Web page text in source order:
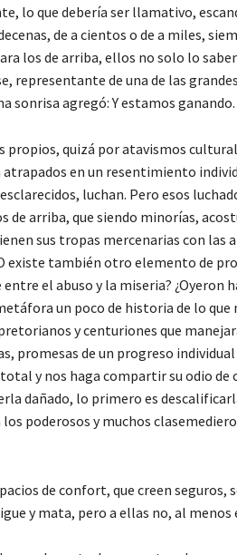
lo que debería ser llamativo,
de a cientos o de a miles,
los de arriba, ellos no solo lo
representante de una de las
sonrisa agregó: Y estamos ganando.
quizá por atavismos
en un resentimiento
luchan. Pero esos
de arriba, que siendo minorías,
sus tropas mercenarias con las
existe también otro elemento de
el abuso y la miseria? ¿Oyeron
un poco de historia de lo que
y centuriones que
promesas de un progreso
y nos haga compartir su odio
dañado, lo primero es
poderosos y muchos
de confort, que creen
y mata, pero a ellas no, al menos